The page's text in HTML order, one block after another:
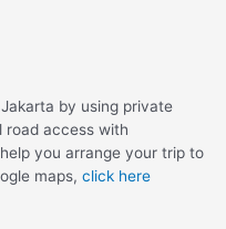
by using private
road access with
you arrange your trip to
maps, click here